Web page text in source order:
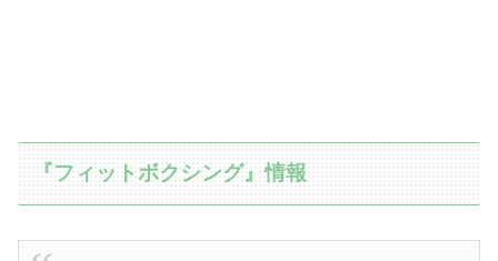
『フィットボクシング』情報